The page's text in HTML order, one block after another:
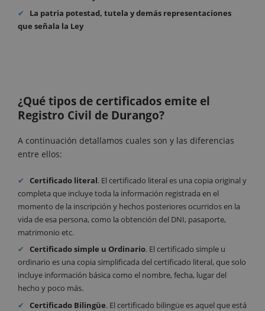
La patria potestad, tutela y demás representaciones
que señala la Ley
¿Qué tipos de certificados emite el
Registro Civil de Durango?
A continuación detallamos cuales son y las diferencias
entre ellos:
Certificado literal. El certificado literal es una copia original y
completa que incluye toda la información registrada en el
momento de la inscripción y hechos posteriores ocurridos en la
vida de esa persona, como la obtención del DNI, pasaporte,
matrimonio etc.
Certificado simple u Ordinario. El certificado simple u
ordinario es una copia simplificada del certificado literal, que solo
incluye información básica como el nombre, fecha, lugar del
hecho y poco más.
Certificado Bilingüe. El certificado bilingüe es aquel que está